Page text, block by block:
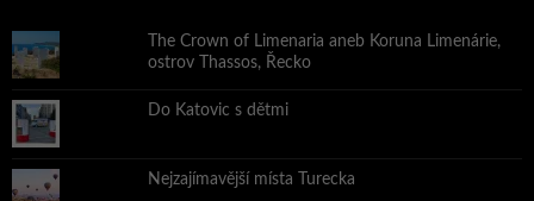
The Crown of Limenaria aneb Koruna Limenárie,
ostrov Thassos, Řecko
Do Katovic s dětmi
Nejzajímavější místa Turecka